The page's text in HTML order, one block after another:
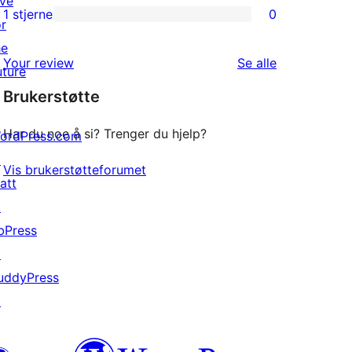
reviews
2-
star
reviews
0
1-
star
reviews
1 stjerne 0
Your review Se alleomtalene
Brukerstøtte
Har du noe å si? Trenger du hjelp?
Vis brukerstøtteforumet